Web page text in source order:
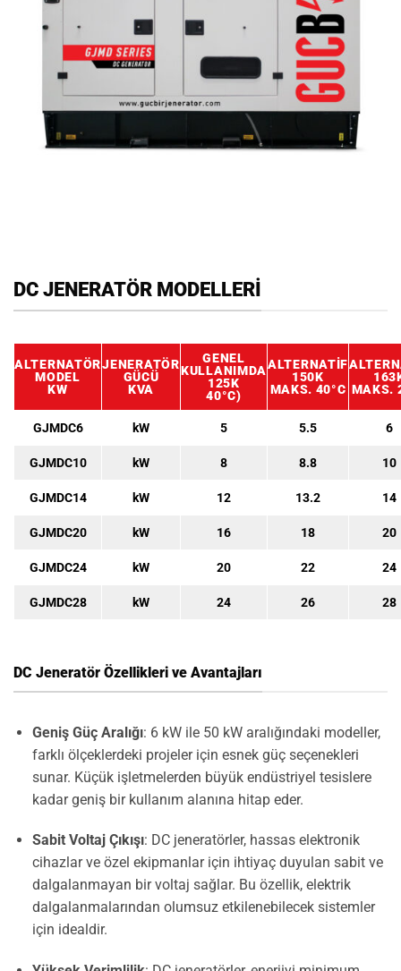
DC JENERATÖR MODELLERİ
ALTERNATÖR
MODEL
KW
JENERATÖR
GÜCÜ
KVA
GENEL
KULLANIMDA
125K
40°C)
ALTERNATIF
150K
MAKS. 40°C MAKS.
GJMDC6 kW 5 5.5 6
GJMDC10 kW 8 8.8 10
GJMDC14 kW 12 13.2 14
GJMDC20 kW 16 18 20
GJMDC24 kW 20 22 24
GJMDC28 kW 24 26 28
DC Jeneratör Özellikleri ve Avantajları
Geniş Güç Aralığı: 6 kW ile 50 kW aralığındaki modeller,
farklı ölçeklerdeki projeler için esnek güç seçenekleri
sunar. Küçük işletmelerden büyük endüstriyel tesislere
kadar geniş bir kullanım alanına hitap eder.
Sabit Voltaj Çıkışı: DC jeneratörler, hassas elektronik
cihazlar ve özel ekipmanlar için ihtiyaç duyulan sabit ve
dalgalanmayan bir voltaj sağlar. Bu özellik, elektrik
dalgalanmalarından olumsuz etkilenebilecek sistemler
için idealdir.